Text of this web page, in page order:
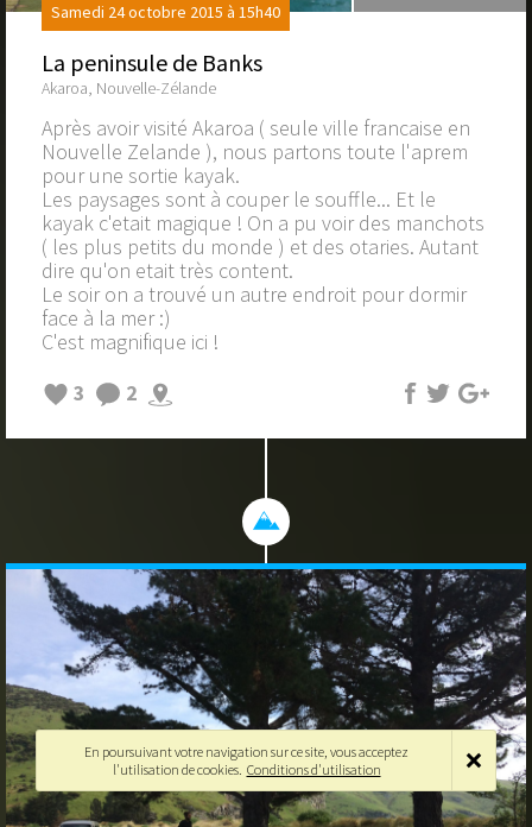
Samedi 24 octobre 2015 à 15h40
La peninsule de Banks
Akaroa, Nouvelle-Zélande
Après avoir visité Akaroa ( seule ville francaise en
Nouvelle Zelande ), nous partons toute l'aprem
pour une sortie kayak.
Les paysages sont à couper le souffle... Et le
kayak c'etait magique ! On a pu voir des manchots
( les plus petits du monde ) et des otaries. Autant
dire qu'on etait très content.
Le soir on a trouvé un autre endroit pour dormir
face à la mer :)
C'est magnifique ici !
3
2
En poursuivant votre navigation sur ce site, vous acceptez
l'utilisation de cookies. Conditions d'utilisation